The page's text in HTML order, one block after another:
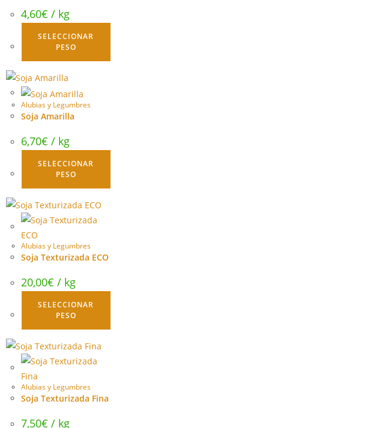
4,60€ / kg
SELECCIONAR
PESO
Alubias y Legumbres
Soja Amarilla
6,70€ / kg
SELECCIONAR
PESO
Alubias y Legumbres
Soja Texturizada ECO
20,00€ / kg
SELECCIONAR
PESO
Alubias y Legumbres
Soja Texturizada Fina
7,50€ / kg